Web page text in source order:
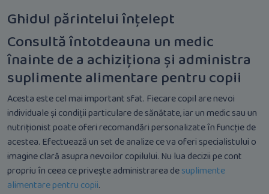
Ghidul părintelui înțelept
Consultă întotdeauna un medic
înainte de a achiziționa și administra
suplimente alimentare pentru copii
Acesta este cel mai important sfat. Fiecare copil are nevoi
individuale și condiții particulare de sănătate, iar un medic sau un
nutriționist poate oferi recomandări personalizate în funcție de
acestea. Efectuează un set de analize ce va oferi specialistului o
imagine clară asupra nevoilor copilului. Nu lua decizii pe cont
propriu în ceea ce privește administrarea desuplimente
alimentare pentru copii.